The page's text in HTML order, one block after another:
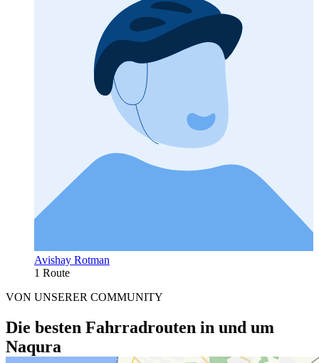
Avishay Rotman
1 Route
VON UNSERER COMMUNITY
Die besten Fahrradrouten in und um
Naqura